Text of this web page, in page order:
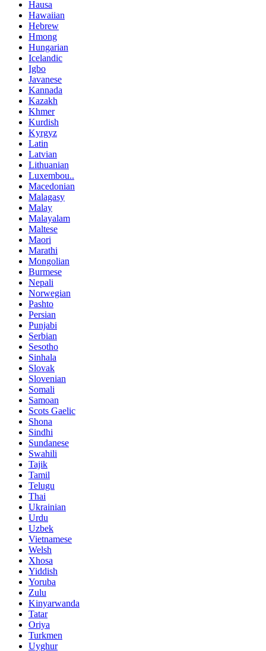
Hausa
Hawaiian
Hebrew
Hmong
Hungarian
Icelandic
Igbo
Javanese
Kannada
Kazakh
Khmer
Kurdish
Kyrgyz
Latin
Latvian
Lithuanian
Luxembou..
Macedonian
Malagasy
Malay
Malayalam
Maltese
Maori
Marathi
Mongolian
Burmese
Nepali
Norwegian
Pashto
Persian
Punjabi
Serbian
Sesotho
Sinhala
Slovak
Slovenian
Somali
Samoan
Scots Gaelic
Shona
Sindhi
Sundanese
Swahili
Tajik
Tamil
Telugu
Thai
Ukrainian
Urdu
Uzbek
Vietnamese
Welsh
Xhosa
Yiddish
Yoruba
Zulu
Kinyarwanda
Tatar
Oriya
Turkmen
Uyghur